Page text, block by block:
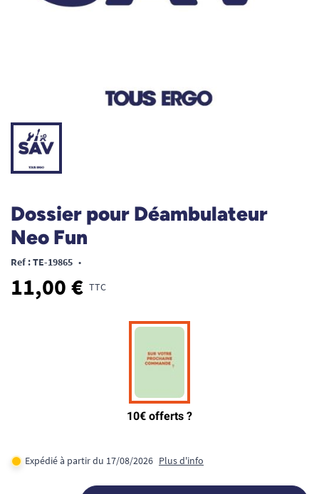
Dossier pour Déambulateur
Neo Fun
Ref : TE-19865 •
11,00 € TTC
Expédié à partir du 17/08/2026 Plus d'info